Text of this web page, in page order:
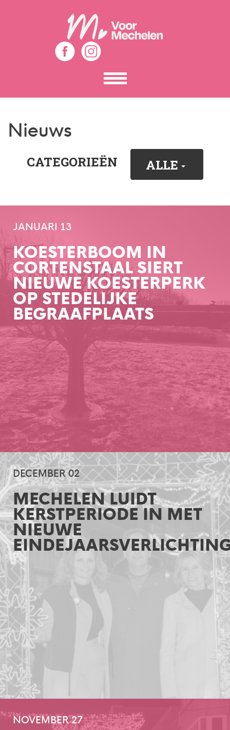
Toon
het
menu
Nieuws
CATEGORIEËN ALLE
JANUARI 13
KOESTERBOOM IN
CORTENSTAAL SIERT
NIEUWE KOESTERPERK
OP STEDELIJKE
BEGRAAFPLAATS
DECEMBER 02
MECHELEN LUIDT
KERSTPERIODE IN MET
NIEUWE
NOVEMBER 27